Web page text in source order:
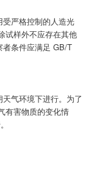
严格控制的人造光
试样外不应存在其他
者条件应满足 GB/T
气环境下进行。为了
有害物质的变化情